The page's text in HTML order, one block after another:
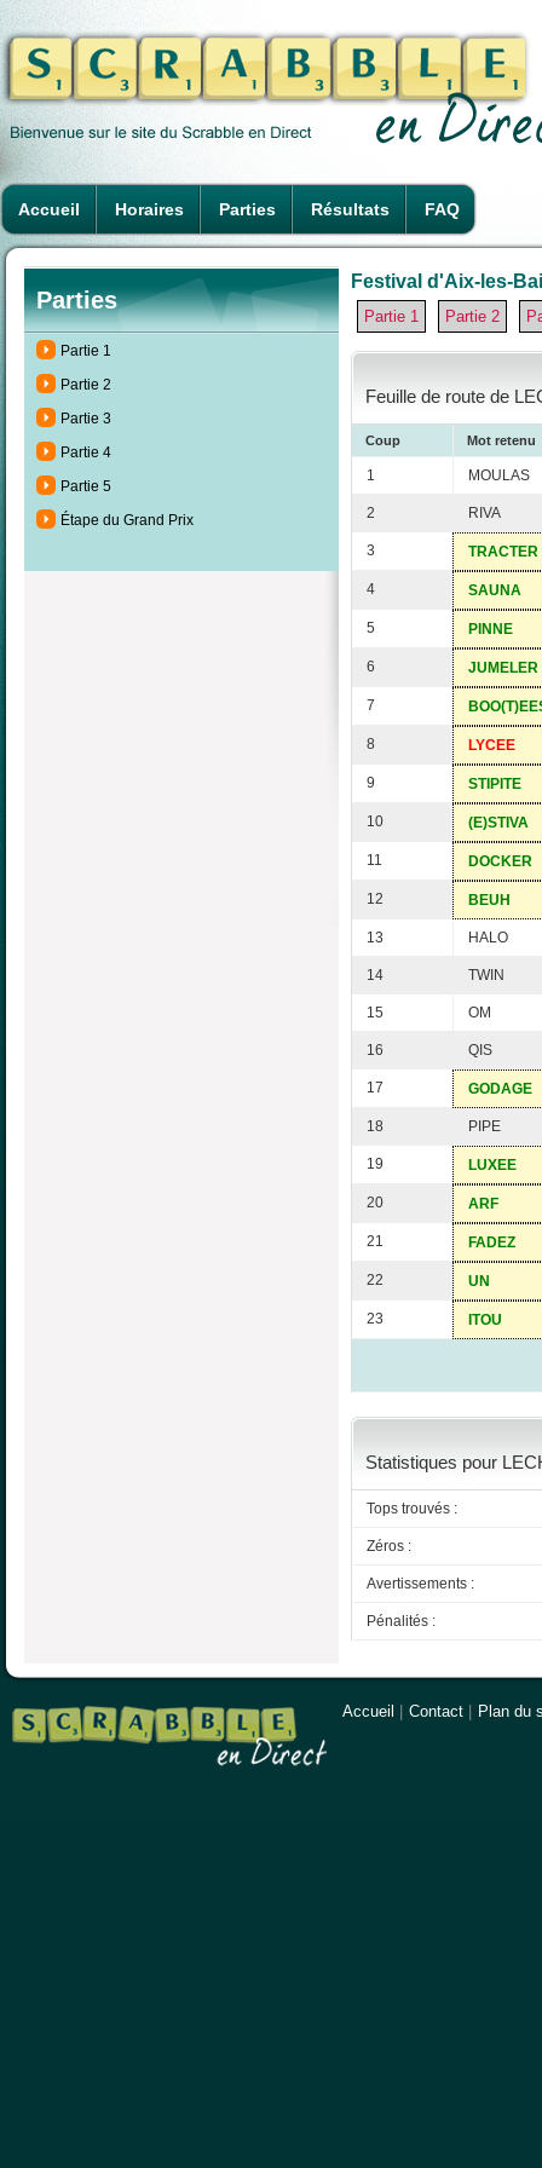
Accueil Horaires Parties Résultats FAQ
Parties
Partie 1
Partie 2
Partie 3
Partie 4
Partie 5
Étape du Grand Prix
Festival d'Aix-les-
Partie 1 Partie 2
Feuille de route de
Coup Mot retenu
1 MOULAS
2 RIVA
3 TRACTER
4 SAUNA
5 PINNE
6 JUMELER
7
8 LYCEE
9 STIPITE
10 (E)STIVA
11 DOCKER
12 BEUH
13 HALO
14 TWIN
15 OM
16 QIS
17 GODAGE
18 PIPE
19 LUXEE
20 ARF
21 FADEZ
22 UN
23 ITOU
Statistiques pour
Tops trouvés :
Zéros :
Avertissements :
Pénalités :
Accueil Contact Plan du